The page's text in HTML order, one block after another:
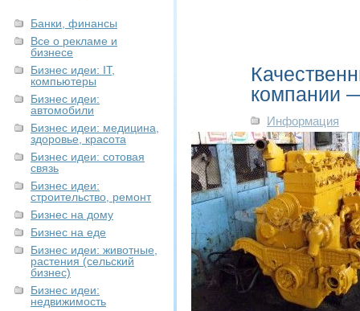
Банки, финансы
Все о рекламе и
бизнесе
Бизнес идеи: IT,
компьютеры
Бизнес идеи:
автомобили
Бизнес идеи: медицина,
здоровье, красота
Бизнес идеи: сотовая
связь
Бизнес идеи:
строительство, ремонт
Бизнес на дому
Бизнес на еде
Бизнес идеи: животные,
растения (сельский
бизнес)
Бизнес идеи:
недвижимость
компании
Информация